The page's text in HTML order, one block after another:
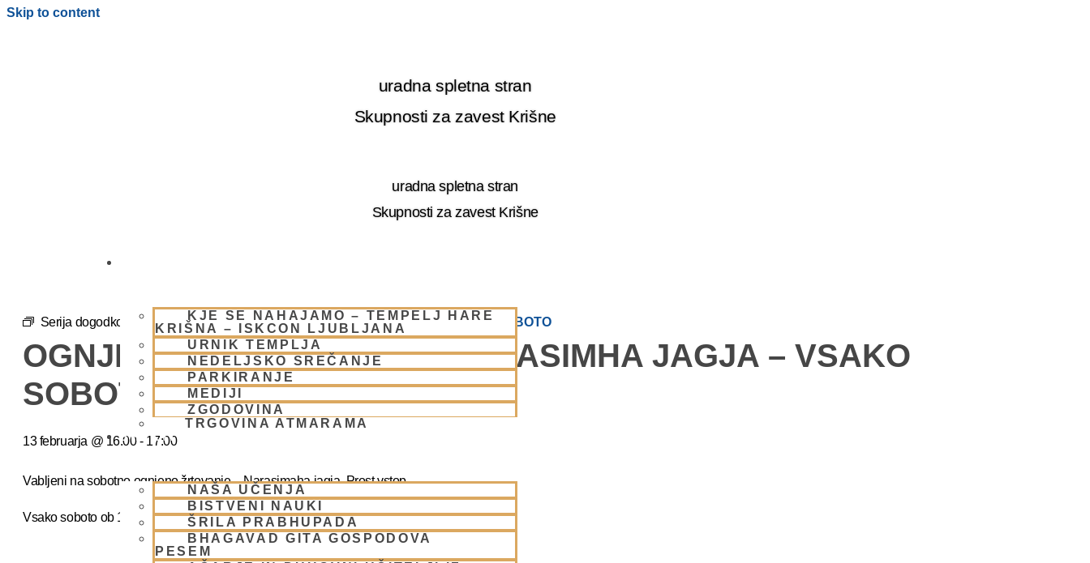
Skip to content
uradna spletna stran
Skupnosti za zavest Krišne
uradna spletna stran
Skupnosti za zavest Krišne
KJE SE NAHAJAMO – TEMPELJ HARE
KRIŠNA – ISKCON LJUBLJANA
URNIK TEMPLJA
NEDELJSKO SREČANJE
PARKIRANJE
MEDIJI
ZGODOVINA
TRGOVINA ATMARAMA
BHAKTI JOGA
NAŠA UČENJA
BISTVENI NAUKI
ŠRILA PRABHUPADA
BHAGAVAD GITA GOSPODOVA
PESEM
Serija dogodkov: OGNJENO ŽRTVOVANJE – NARASIMHA JAGJA – VSAKO SOBOTO
OGNJENO ŽRTVOVANJE – NARASIMHA JAGJA – VSAKO
SOBOTO
13 februarja @ 16:00 - 17:00
Vabljeni na sobotno ognjeno žrtovanje – Narasimaha jagja. Prost vstop.
Vsako soboto ob 16.00 do 17:00